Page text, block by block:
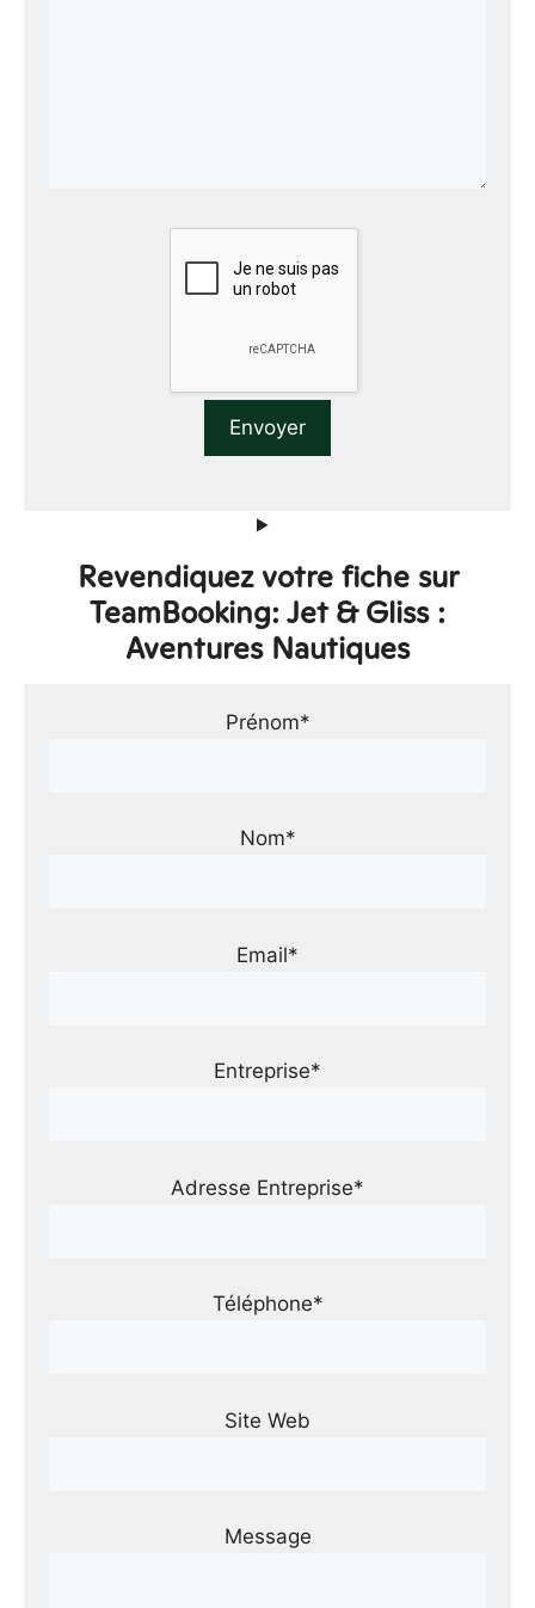
Revendiquez votre fiche sur
TeamBooking: Jet & Gliss :
Aventures Nautiques
Prénom*
Nom*
Email*
Entreprise*
Adresse Entreprise*
Téléphone*
Site Web
Message